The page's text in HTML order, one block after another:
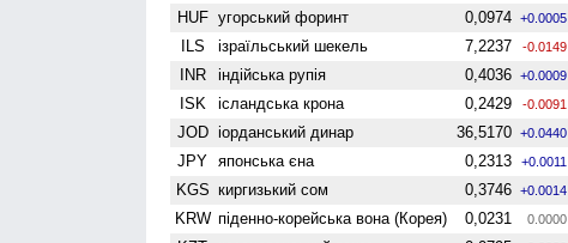
HUF угорський форинт 0,0974 +0.0005
ILS ізраїльський шекель 7,2237 -0.0149
INR індійська рупія 0,4036 +0.0009
ISK ісландська крона 0,2429 -0.0091
JOD іорданський динар 36,5170 +0.0440
JPY японська єна 0,2313 +0.0011
KGS киргизький сом 0,3746 +0.0014
KRW піденно-корейська вона (Корея) 0,0231 0.0000